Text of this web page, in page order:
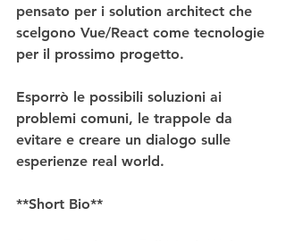
pensato per i solution architect che
scelgono Vue/React come tecnologie
per il prossimo progetto.
Esporrò le possibili soluzioni ai
problemi comuni, le trappole da
evitare e creare un dialogo sulle
esperienze real world.
**Short Bio**